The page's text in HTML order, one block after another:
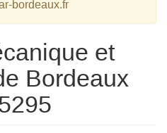
bordeaux.fr
et
Bordeaux